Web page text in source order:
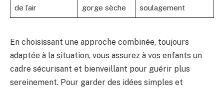
de l’air
gorge sèche
soulagement
En choisissant une approche combinée, toujours
adaptée à la situation, vous assurez à vos enfants un
cadre sécurisant et bienveillant pour guérir plus
sereinement. Pour garder des idées simples et